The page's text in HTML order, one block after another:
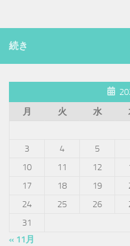
続き
月
火 水
3
4 5
10
11 12
17
18 19
24
25 26
31
« 11月